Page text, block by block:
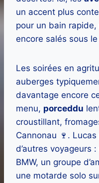
un accent plus
pour un bain
encore salés sous
Les soirées en
auberges
davantage encore
menu, porceddu
croustillant,
Cannonau 🍷.
d’autres voyageurs
BMW, un groupe
une motarde solo